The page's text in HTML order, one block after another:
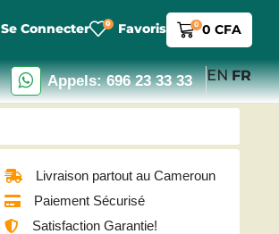
Se Connecter 0 Favoris 0 0 CFA
Appels: 696 23 33 33 EN FR
Livraison partout au Cameroun
Paiement Sécurisé
Satisfaction Garantie!